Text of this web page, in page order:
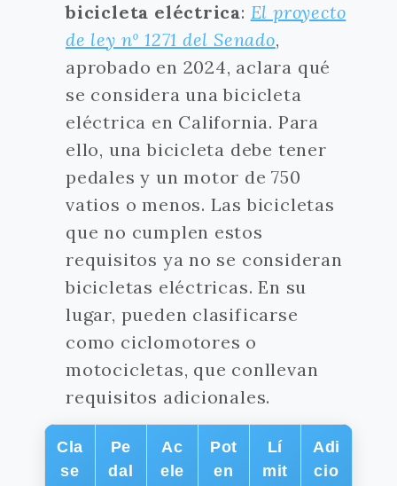
bicicleta eléctrica: El proyecto
de ley nº 1271 del Senado,
aprobado en 2024, aclara qué
se considera una bicicleta
eléctrica en California. Para
ello, una bicicleta debe tener
pedales y un motor de 750
vatios o menos. Las bicicletas
que no cumplen estos
requisitos ya no se consideran
bicicletas eléctricas. En su
lugar, pueden clasificarse
como ciclomotores o
motocicletas, que conllevan
requisitos adicionales.
Cla
se
Pe
dal
Ac
ele
Pot
en
Lí
mit
Adi
cio